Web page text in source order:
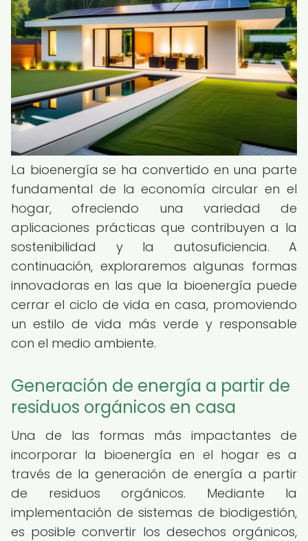
La bioenergía se ha convertido en una parte
fundamental de la economía circular en el
hogar, ofreciendo una variedad de
aplicaciones prácticas que contribuyen a la
sostenibilidad y la autosuficiencia. A
continuación, exploraremos algunas formas
innovadoras en las que la bioenergía puede
cerrar el ciclo de vida en casa, promoviendo
un estilo de vida más verde y responsable
con el medio ambiente.
Generación de energía a partir de
residuos orgánicos en casa
Una de las formas más impactantes de
incorporar la bioenergía en el hogar es a
través de la generación de energía a partir
de residuos orgánicos. Mediante la
implementación de sistemas de biodigestión,
es posible convertir los desechos orgánicos,